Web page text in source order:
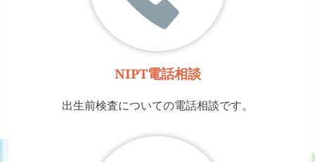
NIPT電話相談
出生前検査についての電話相談です。